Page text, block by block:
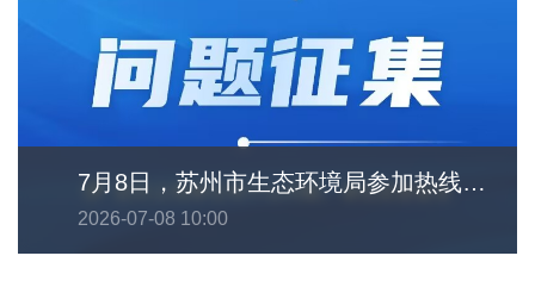
7月8日，苏州市生态环境局参加热线直播。敬请期待！
2026-07-08 10:00